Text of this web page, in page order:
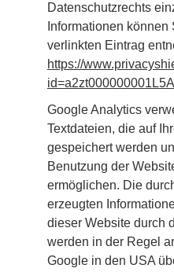
Datenschutzrechts
Informationen
verlinkten Eintrag
https://
Google Analytics
Textdateien, die auf
gespeichert werden
Benutzung der
ermöglichen. Die
erzeugten
dieser Website durch
werden in der Regel
Google in den USA